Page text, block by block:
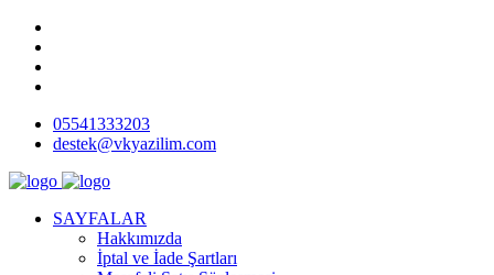
05541333203
destek@vkyazilim.com
SAYFALAR
Hakkımızda
İptal ve İade Şartları